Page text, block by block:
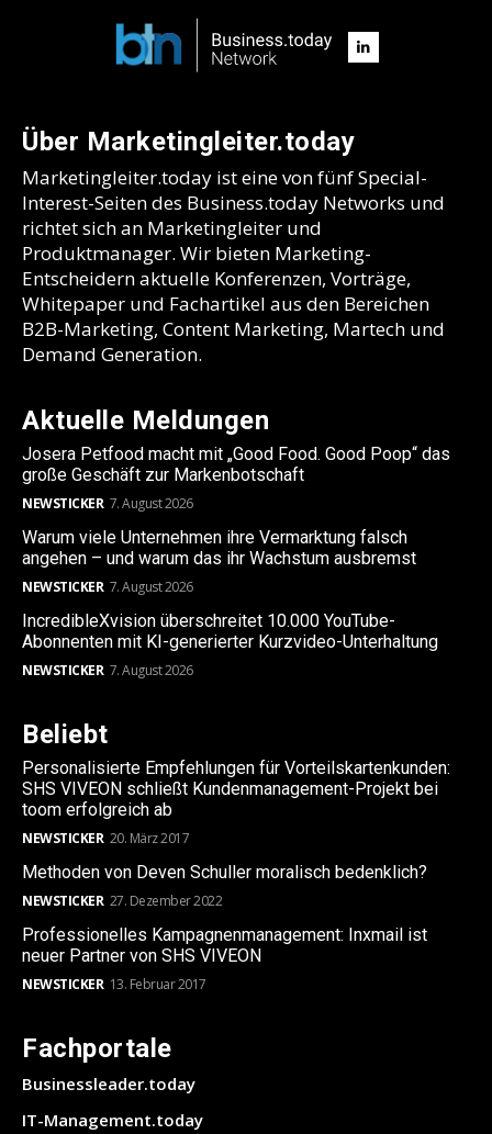
Über Marketingleiter.today
Marketingleiter.today ist eine von fünf Special-
Interest-Seiten des Business.today Networks und
richtet sich an Marketingleiter und
Produktmanager. Wir bieten Marketing-
Entscheidern aktuelle Konferenzen, Vorträge,
Whitepaper und Fachartikel aus den Bereichen
B2B-Marketing, Content Marketing, Martech und
Demand Generation.
Aktuelle Meldungen
Josera Petfood macht mit „Good Food. Good Poop“ das
große Geschäft zur Markenbotschaft
NEWSTICKER 7. August 2026
Warum viele Unternehmen ihre Vermarktung falsch
angehen – und warum das ihr Wachstum ausbremst
NEWSTICKER 7. August 2026
IncredibleXvision überschreitet 10.000 YouTube-
Abonnenten mit KI-generierter Kurzvideo-Unterhaltung
NEWSTICKER 7. August 2026
Beliebt
Personalisierte Empfehlungen für Vorteilskartenkunden:
SHS VIVEON schließt Kundenmanagement-Projekt bei
toom erfolgreich ab
NEWSTICKER 20. März 2017
Methoden von Deven Schuller moralisch bedenklich?
NEWSTICKER 27. Dezember 2022
Professionelles Kampagnenmanagement: Inxmail ist
neuer Partner von SHS VIVEON
NEWSTICKER 13. Februar 2017
Fachportale
Businessleader.today
IT-Management.today